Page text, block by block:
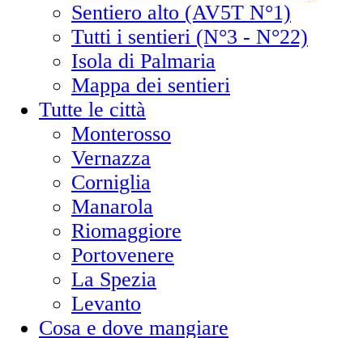
Sentiero alto (AV5T N°1)
Tutti i sentieri (N°3 - N°22)
Isola di Palmaria
Mappa dei sentieri
Tutte le città
Monterosso
Vernazza
Corniglia
Manarola
Riomaggiore
Portovenere
La Spezia
Levanto
Cosa e dove mangiare